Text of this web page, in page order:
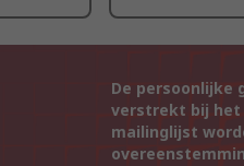
De persoonlijke
verstrekt bij het
mailinglijst